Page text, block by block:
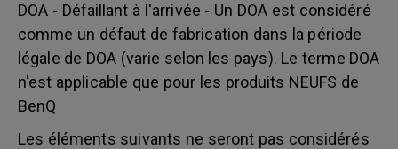
DOA - Défaillant à l'arrivée - Un DOA est considéré
comme un défaut de fabrication dans la période
légale de DOA (varie selon les pays). Le terme DOA
n'est applicable que pour les produits NEUFS de
BenQ
Les éléments suivants ne seront pas considérés